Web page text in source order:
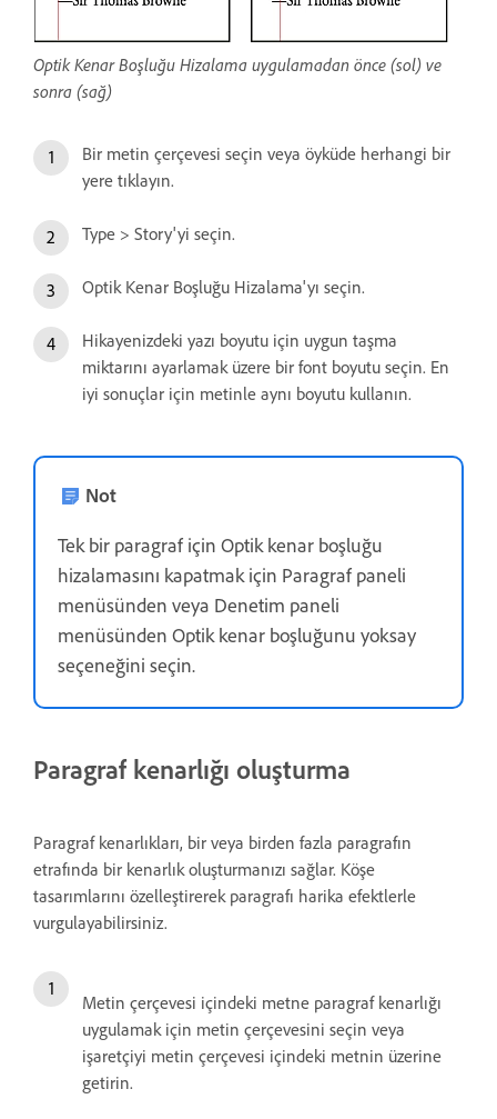
Optik Kenar Boşluğu Hizalama uygulamadan önce (sol) ve
sonra (sağ)
Bir metin çerçevesi seçin veya öyküde herhangi bir
yere tıklayın.
Type > Story'yi seçin.
Optik Kenar Boşluğu Hizalama'yı seçin.
Hikayenizdeki yazı boyutu için uygun taşma
miktarını ayarlamak üzere bir font boyutu seçin. En
iyi sonuçlar için metinle aynı boyutu kullanın.
Not
Tek bir paragraf için Optik kenar boşluğu
hizalamasını kapatmak için Paragraf paneli
menüsünden veya Denetim paneli
menüsünden Optik kenar boşluğunu yoksay
seçeneğini seçin.
Paragraf kenarlığı oluşturma
Paragraf kenarlıkları, bir veya birden fazla paragrafın
etrafında bir kenarlık oluşturmanızı sağlar. Köşe
tasarımlarını özelleştirerek paragrafı harika efektlerle
vurgulayabilirsiniz.
Metin çerçevesi içindeki metne paragraf kenarlığı
uygulamak için metin çerçevesini seçin veya
işaretçiyi metin çerçevesi içindeki metnin üzerine
getirin.